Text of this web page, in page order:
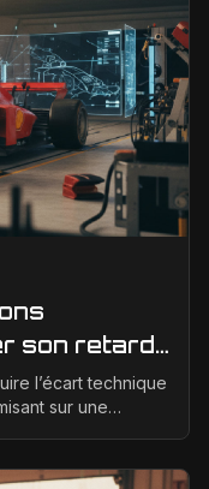
son retard
l’écart technique
sur une